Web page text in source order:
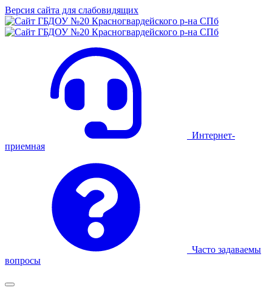
Версия сайта для слабовидящих
Интернет-
приемная
Часто задаваемы
вопросы